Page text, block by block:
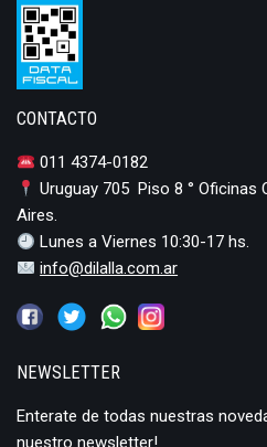
CONTACTO
011 4374-0182
Uruguay 705 Piso 8 ° Oficinas
Aires.
Lunes a Viernes 10:30-17 hs.
info@dilalla.com.ar
NEWSLETTER
Enterate de todas nuestras
nuestro newsletter!